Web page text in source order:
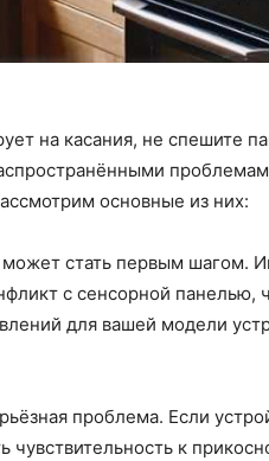
на касания, не спешите
основные из них:
может стать первым шагом.
с сенсорной панелью,
для вашей модели
проблема. Если
чувствительность к